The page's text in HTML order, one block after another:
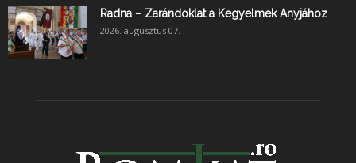
Radna – Zarándoklat a Kegyelmek Anyjához
2026. augusztus 07.